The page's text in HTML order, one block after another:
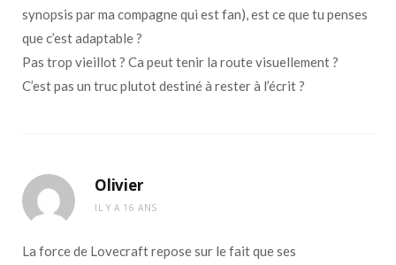
synopsis par ma compagne qui est fan), est ce que tu penses
que c’est adaptable ?
Pas trop vieillot ? Ca peut tenir la route visuellement ?
C’est pas un truc plutot destiné à rester à l’écrit ?
Olivier
IL Y A 16 ANS
La force de Lovecraft repose sur le fait que ses